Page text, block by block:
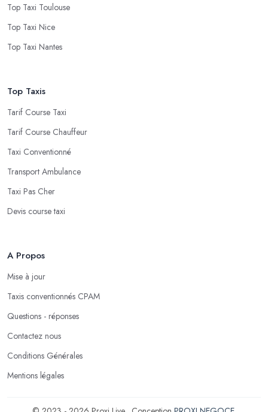
Top Taxi Toulouse
Top Taxi Nice
Top Taxi Nantes
Top Taxis
Tarif Course Taxi
Tarif Course Chauffeur
Taxi Conventionné
Transport Ambulance
Taxi Pas Cher
Devis course taxi
A Propos
Mise à jour
Taxis conventionnés CPAM
Questions - réponses
Contactez nous
Conditions Générales
Mentions légales